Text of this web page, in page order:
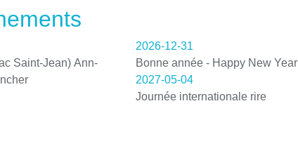
Saint-Jean) Ann-
2026-12-31
Bonne année - Happy New Year
2027-05-04
Journée internationale rire